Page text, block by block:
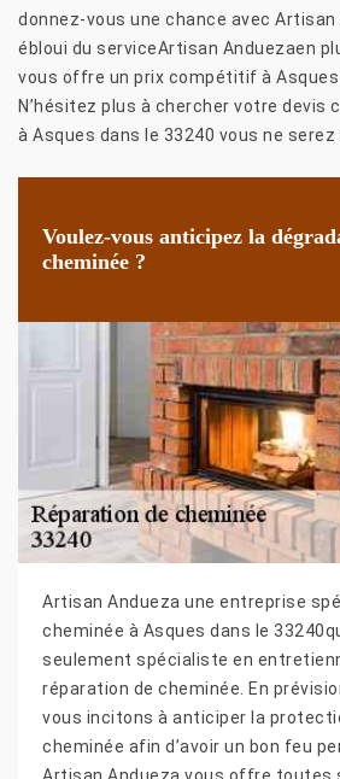
donnez-vous une chance avec Artisan
ébloui du serviceArtisan Anduezaen
vous offre un prix compétitif à Asques
N’hésitez plus à chercher votre devis
à Asques dans le 33240 vous ne serez
Voulez-vous anticipez la
cheminée ?
Artisan Andueza une entreprise
cheminée à Asques dans le
seulement spécialiste en
réparation de cheminée. En
vous incitons à anticiper la
cheminée afin d’avoir un bon feu